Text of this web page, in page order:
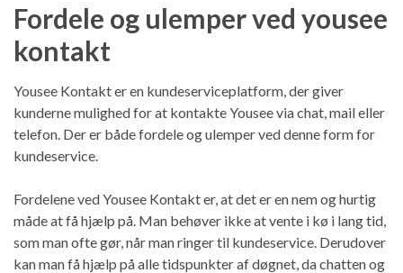
Fordele og ulemper ved yousee
kontakt
Yousee Kontakt er en kundeserviceplatform, der giver
kunderne mulighed for at kontakte Yousee via chat, mail eller
telefon. Der er både fordele og ulemper ved denne form for
kundeservice.
Fordelene ved Yousee Kontakt er, at det er en nem og hurtig
måde at få hjælp på. Man behøver ikke at vente i kø i lang tid,
som man ofte gør, når man ringer til kundeservice. Derudover
kan man få hjælp på alle tidspunkter af døgnet, da chatten og